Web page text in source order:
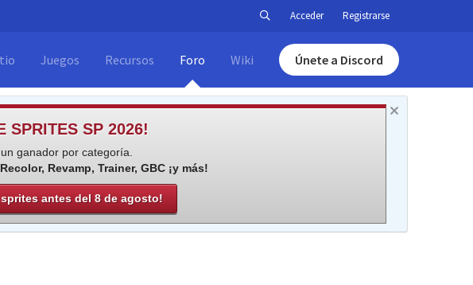
Acceder Registrarse
Juegos Recursos Foro Wiki Únete a Discord
SPRITES SP 2026!
ganador por categoría.
Recolor, Revamp, Trainer, GBC ¡y más!
antes del 8 de agosto!